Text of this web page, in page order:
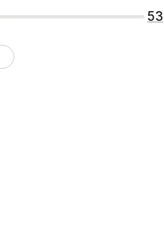
53